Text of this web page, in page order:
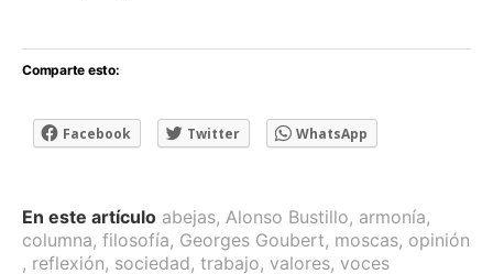
Comparte esto:
Facebook Twitter WhatsApp
En este artículo abejas, Alonso Bustillo, armonía,
columna, filosofía, Georges Goubert, moscas, opinión
, reflexión, sociedad, trabajo, valores, voces